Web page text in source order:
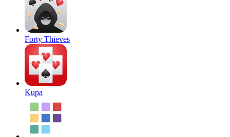
Forty Thieves
Kupa